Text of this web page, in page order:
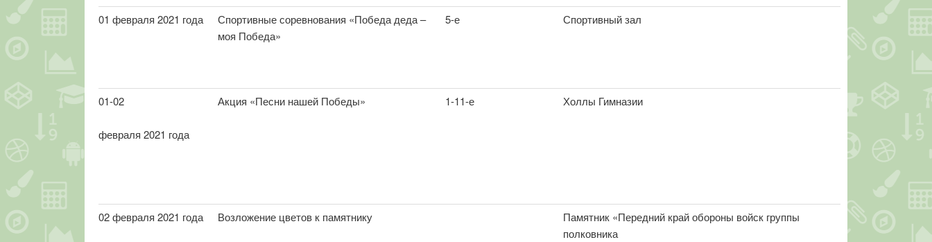
01 февраля 2021 года
Спортивные соревнования «Победа деда –
моя Победа»
5-е Спортивный зал
01-02
февраля 2021 года
Акция «Песни нашей Победы» 1-11-е Холлы Гимназии
02 февраля 2021 года Возложение цветов к памятнику
Памятник «Передний край обороны войск группы
полковника